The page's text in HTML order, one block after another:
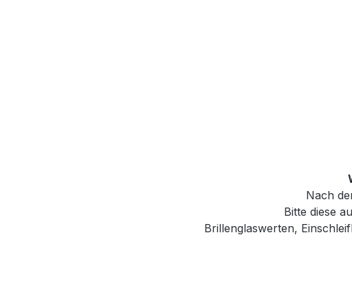
Nach
Bitte diese
Brillenglaswerten,